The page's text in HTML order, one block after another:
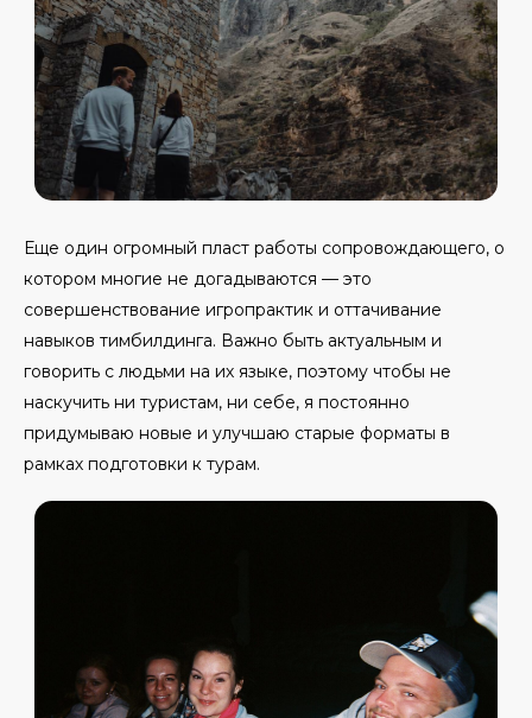
Еще один огромный пласт работы сопровождающего, о
котором многие не догадываются — это
совершенствование игропрактик и оттачивание
навыков тимбилдинга. Важно быть актуальным и
говорить с людьми на их языке, поэтому чтобы не
наскучить ни туристам, ни себе, я постоянно
придумываю новые и улучшаю старые форматы в
рамках подготовки к турам.